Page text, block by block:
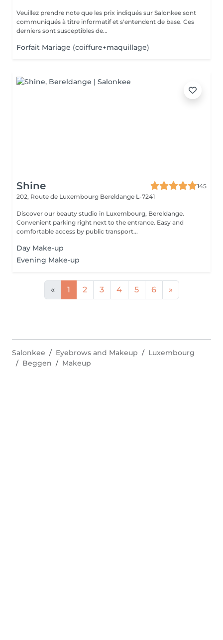
Veuillez prendre note que les prix indiqués sur Salonkee sont
communiqués à titre informatif et s'entendent de base. Ces
derniers sont susceptibles de...
Forfait Mariage (coiffure+maquillage)
Shine
145
202, Route de Luxembourg Bereldange L-7241
Discover our beauty studio in Luxembourg, Bereldange.
Convenient parking right next to the entrance. Easy and
comfortable access by public transport...
Day Make-up
Evening Make-up
« 1 2 3 4 5 6 »
Salonkee Eyebrows and Makeup
Luxembourg
Beggen
Makeup